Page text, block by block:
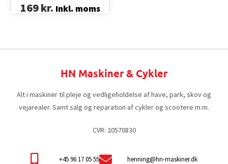
169kr. Inkl. moms
HN Maskiner & Cykler
Alt i maskiner til pleje og vedligeholdelse af have, park, skov og
vejarealer. Samt salg og reparation af cykler og scootere m.m.
CVR: 20570830
+45 96 17 05 55 henning@hn-maskiner.dk